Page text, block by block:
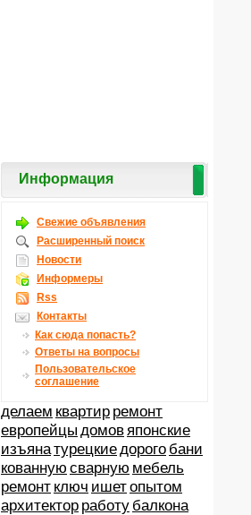
Информация
Свежие объявления
Расширенный поиск
Новости
Информеры
Rss
Контакты
Как сюда попасть?
Ответы на вопросы
Пользовательское
соглашение
делаем квартир ремонт
европейцы домовяпонские
изъянатурецкиедорого бани
кованную сварную мебель
ремонт ключ ишетопытом
архитектор работу балкона